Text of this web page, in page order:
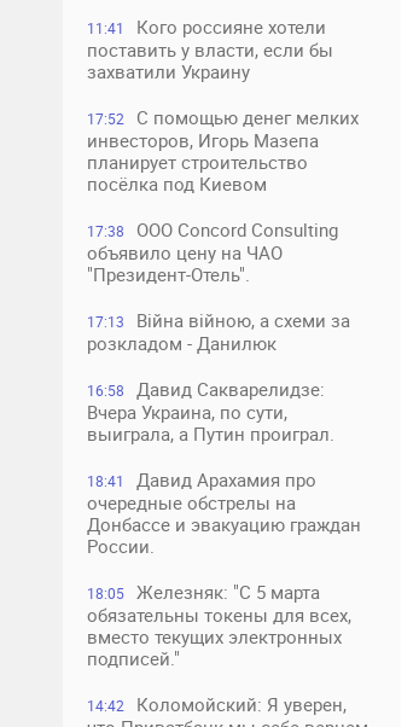
11:41
Кого россияне хотели
поставить у власти, если бы
захватили Украину
17:52
С помощью денег мелких
инвесторов, Игорь Мазепа
планирует строительство
посёлка под Киевом
17:38
ООО Concord Consulting
объявило цену на ЧАО
"Президент-Отель".
17:13
Війна війною, а схеми за
розкладом - Данилюк
16:58
Давид Сакварелидзе:
Вчера Украина, по сути,
выиграла, а Путин проиграл.
18:41
Давид Арахамия про
очередные обстрелы на
Донбассе и эвакуацию граждан
России.
18:05
Железняк: "С 5 марта
обязательны токены для всех,
вместо текущих электронных
подписей."
14:42
Коломойский: Я уверен,